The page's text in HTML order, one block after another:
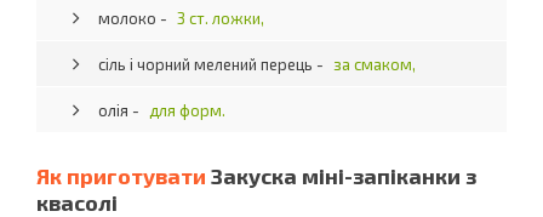
молоко - 3 ст. ложки,
сіль і чорний мелений перець - за смаком,
олія - для форм.
Як приготуватиЗакуска міні-запіканки з
квасолі